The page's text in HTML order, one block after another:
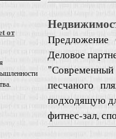
от
Предложение
Деловое
песчаного
подходящую
фитнес-зал,